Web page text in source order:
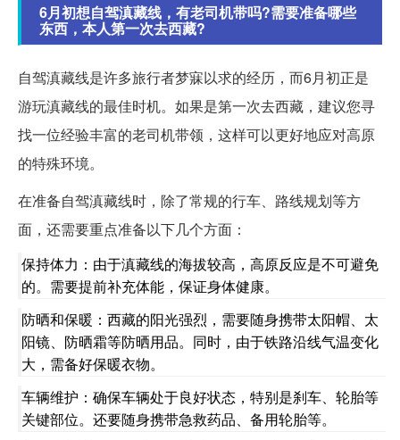
6月初想自驾滇藏线，有老司机带吗?需要准备哪些
东西，本人第一次去西藏?
自驾滇藏线是许多旅行者梦寐以求的经历，而6月初正是
游玩滇藏线的最佳时机。如果是第一次去西藏，建议您寻
找一位经验丰富的老司机带领，这样可以更好地应对高原
的特殊环境。
在准备自驾滇藏线时，除了常规的行车、路线规划等方
面，还需要重点准备以下几个方面：
保持体力：由于滇藏线的海拔较高，高原反应是不可避免
的。需要提前补充体能，保证身体健康。
防晒和保暖：西藏的阳光强烈，需要随身携带太阳帽、太
阳镜、防晒霜等防晒用品。同时，由于铁路沿线气温变化
大，需备好保暖衣物。
车辆维护：确保车辆处于良好状态，特别是刹车、轮胎等
关键部位。还要随身携带急救药品、备用轮胎等。